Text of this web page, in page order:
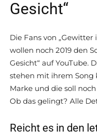
Gesicht“
Die Fans von
wollen noch 2019 den
Gesicht“ auf YouTube.
stehen mit ihrem Song
Marke und die soll
Ob das gelingt? Alle
Reicht es in den